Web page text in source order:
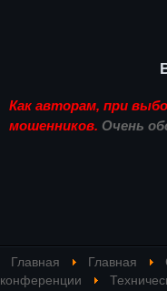
Как авторам, при
мошенников. Очень
Главная Главная
конференции